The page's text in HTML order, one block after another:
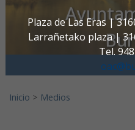
Plaza de Las Eras |
Larrañetako plaza |
Tel.
Inicio > Medios